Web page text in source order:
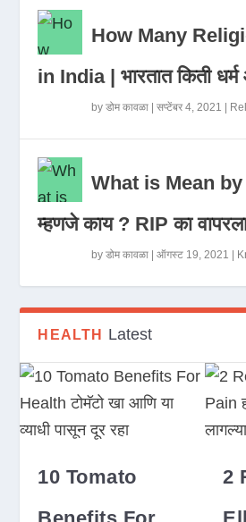
How Many
in India | भारतात किती
byडोम कावळा |सप्टेंबर 4, 2021
What is Mean
म्हणजे काय ? RIP का
byडोम कावळा |ऑगस्ट 19, 2021
HEALTH Latest
10 Tomato
2